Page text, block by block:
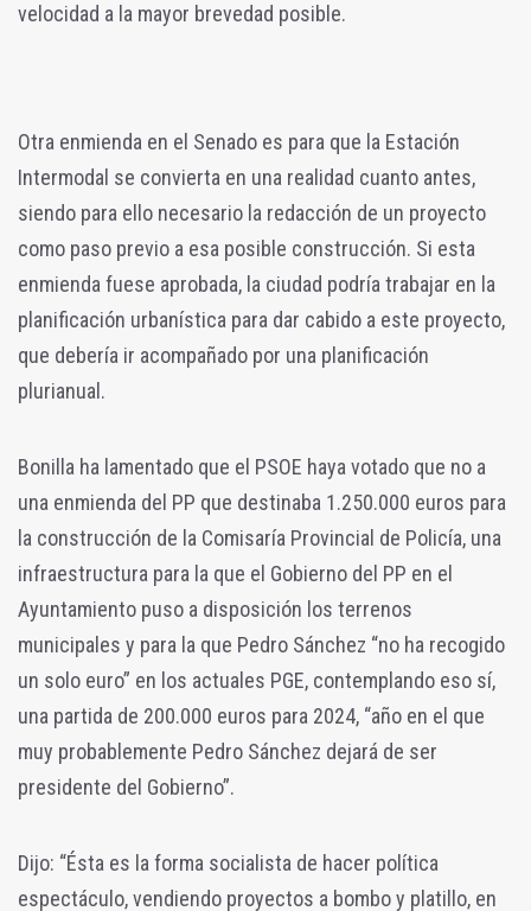
velocidad a la mayor brevedad posible.
Otra enmienda en el Senado es para que la Estación
Intermodal se convierta en una realidad cuanto antes,
siendo para ello necesario la redacción de un proyecto
como paso previo a esa posible construcción. Si esta
enmienda fuese aprobada, la ciudad podría trabajar en la
planificación urbanística para dar cabido a este proyecto,
que debería ir acompañado por una planificación
plurianual.
Bonilla ha lamentado que el PSOE haya votado que no a
una enmienda del PP que destinaba 1.250.000 euros para
la construcción de la Comisaría Provincial de Policía, una
infraestructura para la que el Gobierno del PP en el
Ayuntamiento puso a disposición los terrenos
municipales y para la que Pedro Sánchez “no ha recogido
un solo euro” en los actuales PGE, contemplando eso sí,
una partida de 200.000 euros para 2024, “año en el que
muy probablemente Pedro Sánchez dejará de ser
presidente del Gobierno”.
Dijo: “Ésta es la forma socialista de hacer política
espectáculo, vendiendo proyectos a bombo y platillo, en